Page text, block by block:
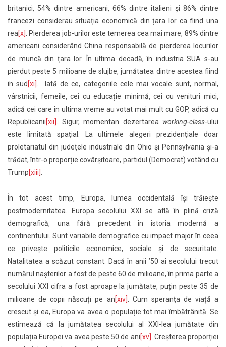
britanici, 54% dintre americani, 66% dintre italieni și 86% dintre
francezi considerau situația economică din țara lor ca fiind una
rea[x] . Pierderea job-urilor este temerea cea mai mare, 89% dintre
americani considerând China responsabilă de pierderea locurilor
de muncă din țara lor. În ultima decadă, în industria SUA s-au
pierdut peste 5 milioane de slujbe, jumătatea dintre acestea fiind
în sud[xi]
. Iată de ce, categoriile cele mai vocale sunt, normal,
vârstnicii, femeile, cei cu educație minimă, cei cu venituri mici,
adică cei care în ultima vreme au votat mai mult cu GOP, adică cu
Republicanii[xii] . Sigur, momentan dezertarea working-class-ului
este limitată spațial. La ultimele alegeri prezidențiale doar
proletariatul din județele industriale din Ohio și Pennsylvania și-a
trădat, într-o proporție covârșitoare, partidul (Democrat) votând cu
Trump[xiii]
În tot acest timp, Europa, lumea occidentală își trăiește
postmodernitatea. Europa secolului XXI se află în plină criză
demografică, una fără precedent în istoria modernă a
continentului. Sunt variabile demografice cu impact major în ceea
ce privește politicile economice, sociale și de securitate.
Natalitatea a scăzut constant. Dacă în anii ʼ50 ai secolului trecut
numărul nașterilor a fost de peste 60 de milioane, în prima parte a
secolului XXI cifra a fost aproape la jumătate, puțin peste 35 de
milioane de copii născuți pe an[xiv] . Cum speranța de viață a
crescut și ea, Europa va avea o populație tot mai îmbătrânită. Se
estimează că la jumătatea secolului al XXI-lea jumătate din
populația Europei va avea peste 50 de ani[xv] . Creșterea proporției